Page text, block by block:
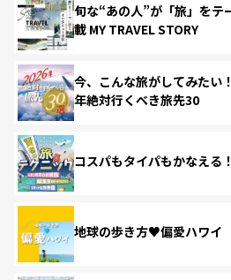
旬な“あの人”が「旅」をテ
載 MY TRAVEL STORY
今、こんな旅がしてみたい
年絶対行くべき旅先30
コスパもタイパもかなえる
地球の歩き方♥偏愛ハワイ